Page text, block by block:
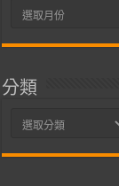
彙
分類
分